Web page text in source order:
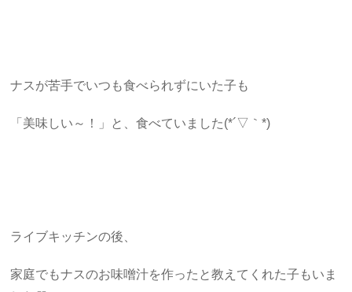
ナスが苦手でいつも食べられずにいた子も
「美味しい～！」と、食べていました(*´▽｀*)
ライブキッチンの後、
家庭でもナスのお味噌汁を作ったと教えてくれた子もいま